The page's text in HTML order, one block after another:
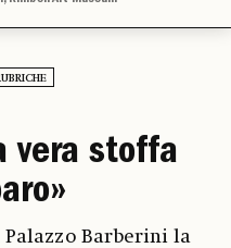
vera stoffa
Barberini la